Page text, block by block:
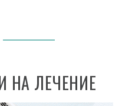
НА ЛЕЧЕНИЕ